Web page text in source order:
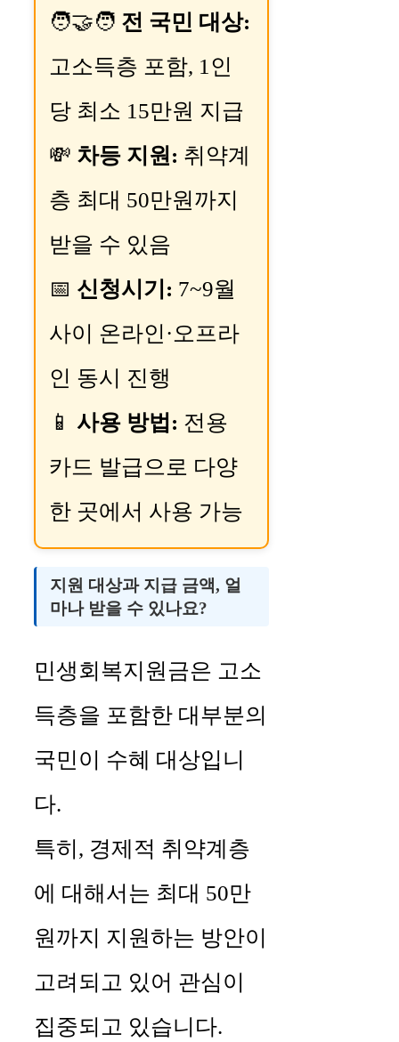
🧑‍🤝‍🧑 전 국민 대상:
고소득층 포함, 1인
당 최소 15만원 지급
💸 차등 지원: 취약계
층 최대 50만원까지
받을 수 있음
📅 신청시기: 7~9월
사이 온라인·오프라
인 동시 진행
📱 사용 방법: 전용
카드 발급으로 다양
한 곳에서 사용 가능
지원 대상과 지급 금액, 얼
마나 받을 수 있나요?
민생회복지원금은 고소
득층을 포함한 대부분의
국민이 수혜 대상입니
다.
특히, 경제적 취약계층
에 대해서는 최대 50만
원까지 지원하는 방안이
고려되고 있어 관심이
집중되고 있습니다.